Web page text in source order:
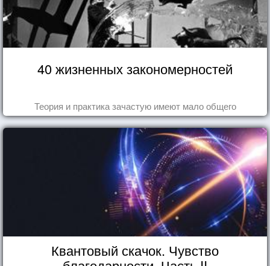
40 жизненных закономерностей
Теория и практика зачастую имеют мало общего
Квантовый скачок. Чувство